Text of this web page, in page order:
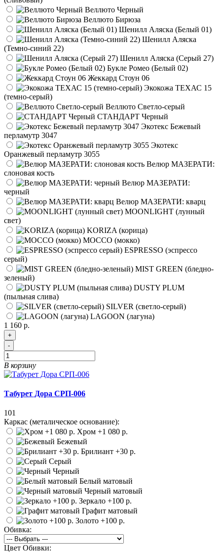
Веллюто Черный
Веллюто Бирюза
Шенилл Аляска (Белый 01)
Шенилл Аляска
(Темно-синий 22)
Шенилл Аляска (Серый 27)
Букле Ромео (Белый 02)
Жеккард Стоун 06
Экокожа ТЕХАС 15
(темно-серый)
Веллюто Светло-серый
СТАНДАРТ Черный
Экотекс Бежевый
перламутр 3047
Экотекс
Оранжевый перламутр 3055
Велюр МАЗЕРАТИ:
слоновая кость
Велюр МАЗЕРАТИ:
черный
Велюр МАЗЕРАТИ: кварц
MOONLIGHT (лунный
свет)
KORIZA (корица)
MOCCO (мокко)
ESPRESSO (эспрессо
серый)
MIST GREEN (бледно-
зеленый)
DUSTY PLUM
(пыльная слива)
SILVER (светло-серый)
LAGOON (лагуна)
1 160 р.
+
-
В корзину
Табурет Дора СРП-006
101
Каркас (металическое основание):
Хром +1 080 р.
Бежевый
Брилиант +30 р.
Серый
Черный
Белый матовый
Черный матовый
Зеркало +100 р.
Графит матовый
Золото +100 р.
Обивка:
Цвет Обивки: